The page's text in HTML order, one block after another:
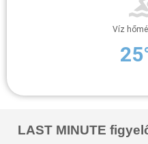
Víz
LAST MINUTE